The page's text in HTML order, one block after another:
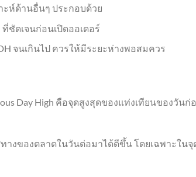
ะห์ด้านอื่นๆ ประกอบด้วย
ชัดเจนก่อนเปิดออเดอร์
จนเกินไป ควรให้มีระยะห่างพอสมควร
Day High คือจุดสูงสุดของแท่งเทียนของวันก่
งของตลาดในวันต่อมาได้ดีขึ้น โดยเฉพาะในจุ